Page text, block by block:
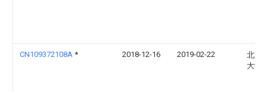
CN109372108A * 2018-12-16 2019-02-22
北京
大学